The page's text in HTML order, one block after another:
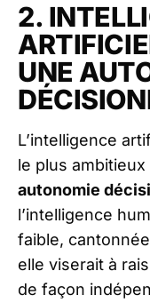
2.
UNE
L’intelligence
le plus
autonomie
l’intelligence
faible,
elle viserait à
de façon